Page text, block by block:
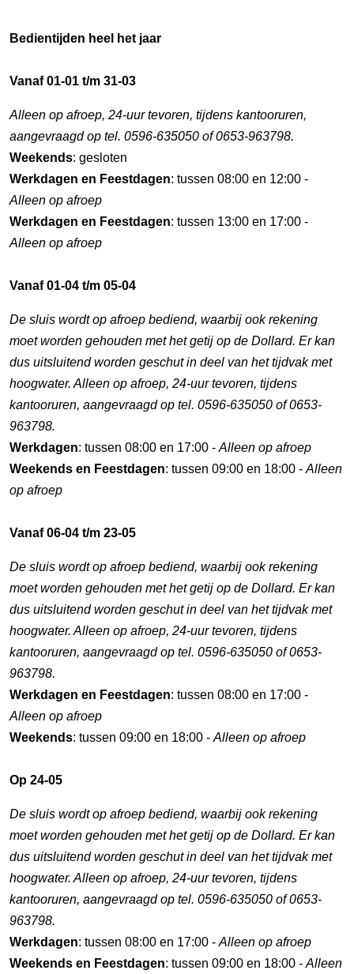
Bedientijden heel het jaar
Vanaf 01-01 t/m 31-03
Alleen op afroep, 24-uur tevoren, tijdens kantooruren,
aangevraagd op tel. 0596-635050 of 0653-963798.
Weekends: gesloten
Werkdagen en Feestdagen: tussen 08:00 en 12:00 -
Alleen op afroep
Werkdagen en Feestdagen: tussen 13:00 en 17:00 -
Alleen op afroep
Vanaf 01-04 t/m 05-04
De sluis wordt op afroep bediend, waarbij ook rekening
moet worden gehouden met het getij op de Dollard. Er kan
dus uitsluitend worden geschut in deel van het tijdvak met
hoogwater. Alleen op afroep, 24-uur tevoren, tijdens
kantooruren, aangevraagd op tel. 0596-635050 of 0653-
963798.
Werkdagen: tussen 08:00 en 17:00 - Alleen op afroep
Weekends en Feestdagen: tussen 09:00 en 18:00 - Alleen
op afroep
Vanaf 06-04 t/m 23-05
De sluis wordt op afroep bediend, waarbij ook rekening
moet worden gehouden met het getij op de Dollard. Er kan
dus uitsluitend worden geschut in deel van het tijdvak met
hoogwater. Alleen op afroep, 24-uur tevoren, tijdens
kantooruren, aangevraagd op tel. 0596-635050 of 0653-
963798.
Werkdagen en Feestdagen: tussen 08:00 en 17:00 -
Alleen op afroep
Weekends: tussen 09:00 en 18:00 - Alleen op afroep
Op 24-05
De sluis wordt op afroep bediend, waarbij ook rekening
moet worden gehouden met het getij op de Dollard. Er kan
dus uitsluitend worden geschut in deel van het tijdvak met
hoogwater. Alleen op afroep, 24-uur tevoren, tijdens
kantooruren, aangevraagd op tel. 0596-635050 of 0653-
963798.
Werkdagen: tussen 08:00 en 17:00 - Alleen op afroep
Weekends en Feestdagen: tussen 09:00 en 18:00 - Alleen